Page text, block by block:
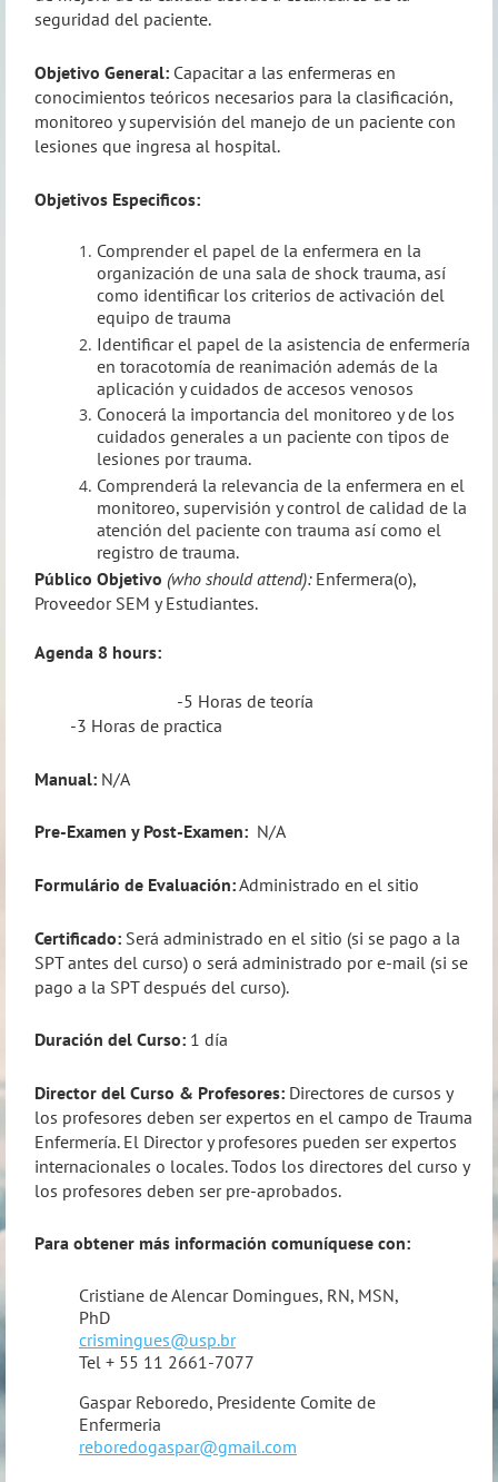
seguridad del paciente.
Objetivo General: Capacitar a las enfermeras en
conocimientos teóricos necesarios para la clasificación,
monitoreo y supervisión del manejo de un paciente con
lesiones que ingresa al hospital.
Objetivos Especificos:
Comprender el papel de la enfermera en la
organización de una sala de shock trauma, así
como identificar los criterios de activación del
equipo de trauma
Identificar el papel de la asistencia de enfermería
en toracotomía de reanimación además de la
aplicación y cuidados de accesos venosos
Conocerá la importancia del monitoreo y de los
cuidados generales a un paciente con tipos de
lesiones por trauma.
Comprenderá la relevancia de la enfermera en el
monitoreo, supervisión y control de calidad de la
atención del paciente con trauma así como el
registro de trauma.
Público Objetivo (who should attend):Enfermera(o),
Proveedor SEM y Estudiantes.
Agenda 8 hours:
-5 Horas de teoría
-3 Horas de practica
Manual: N/A
Pre-Examen y Post-Examen: N/A
Formulário de Evaluación:Administrado en el sitio
Certificado: Será administrado en el sitio (si se pago a la
SPT antes del curso) o será administrado por e-mail (si se
pago a la SPT después del curso).
Duración del Curso: 1 día
Director del Curso & Profesores: Directores de cursos y
los profesores deben ser expertos en el campo de Trauma
Enfermería. El Director y profesores pueden ser expertos
internacionales o locales. Todos los directores del curso y
los profesores deben ser pre-aprobados.
Para obtener más información comuníquese con:
Cristiane de Alencar Domingues, RN, MSN,
PhD
crismingues@usp.br
Tel + 55 11 2661-7077
Gaspar Reboredo, Presidente Comite de
Enfermeria
reboredogaspar@gmail.com